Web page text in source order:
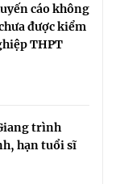
cáo không
được kiểm
THPT
trình
hạn tuổi sĩ